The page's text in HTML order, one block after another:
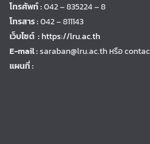
โทรศัพท์ :042 – 835224 – 8
โทรสาร :042 – 811143
เว็บไซต์ :https://lru.ac.th
E-mail :saraban@lru.ac.thหรือ
แผนที่ :